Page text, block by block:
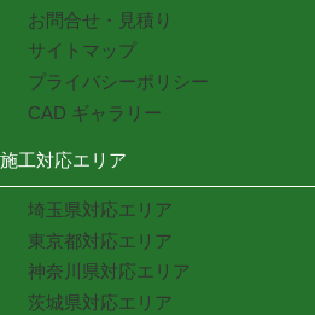
お問合せ・見積り
サイトマップ
プライバシーポリシー
CAD ギャラリー
施工対応エリア
埼玉県対応エリア
東京都対応エリア
神奈川県対応エリア
茨城県対応エリア